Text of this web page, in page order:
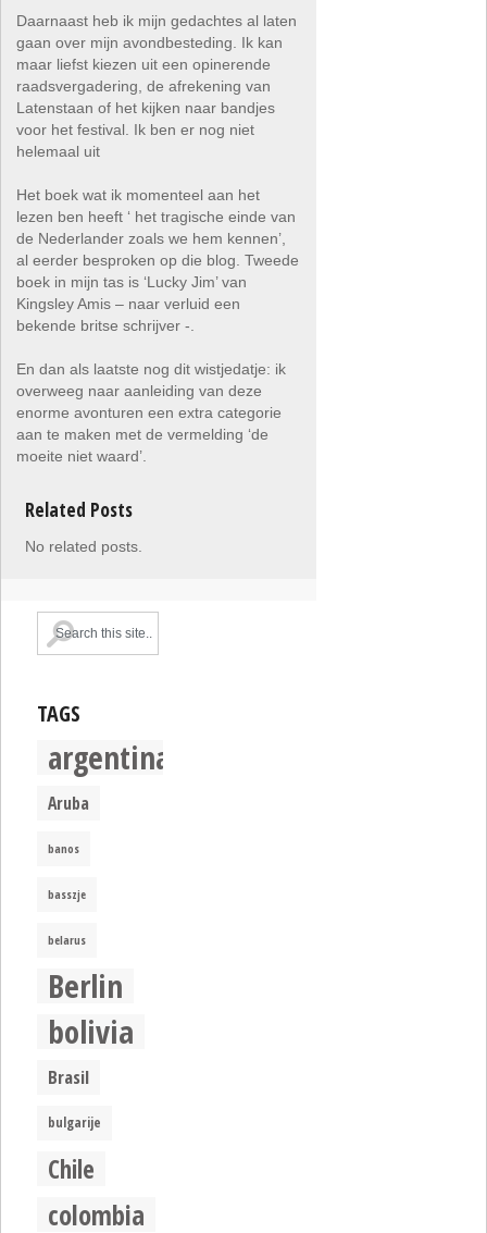
Daarnaast heb ik mijn gedachtes al laten
gaan over mijn avondbesteding. Ik kan
maar liefst kiezen uit een opinerende
raadsvergadering, de afrekening van
Latenstaan of het kijken naar bandjes
voor het festival. Ik ben er nog niet
helemaal uit
Het boek wat ik momenteel aan het
lezen ben heeft ‘ het tragische einde van
de Nederlander zoals we hem kennen’,
al eerder besproken op die blog. Tweede
boek in mijn tas is ‘Lucky Jim’ van
Kingsley Amis – naar verluid een
bekende britse schrijver -.
En dan als laatste nog dit wistjedatje: ik
overweeg naar aanleiding van deze
enorme avonturen een extra categorie
aan te maken met de vermelding ‘de
moeite niet waard’.
Related Posts
No related posts.
TAGS
argentina
Aruba
banos
basszje
belarus
Berlin
bolivia
Brasil
bulgarije
Chile
colombia